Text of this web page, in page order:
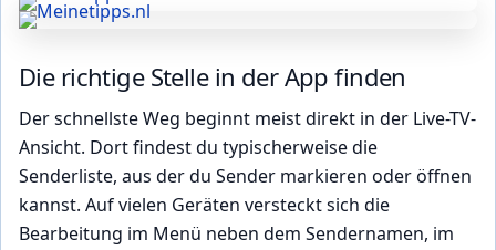
Die richtige Stelle in der App finden
Der schnellste Weg beginnt meist direkt in der Live-TV-
Ansicht. Dort findest du typischerweise die
Senderliste, aus der du Sender markieren oder öffnen
kannst. Auf vielen Geräten versteckt sich die
Bearbeitung im Menü neben dem Sendernamen, im